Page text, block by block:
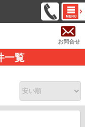
お問合せ
一覧